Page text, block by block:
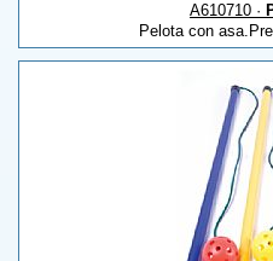
A610710 ·
Pelota con